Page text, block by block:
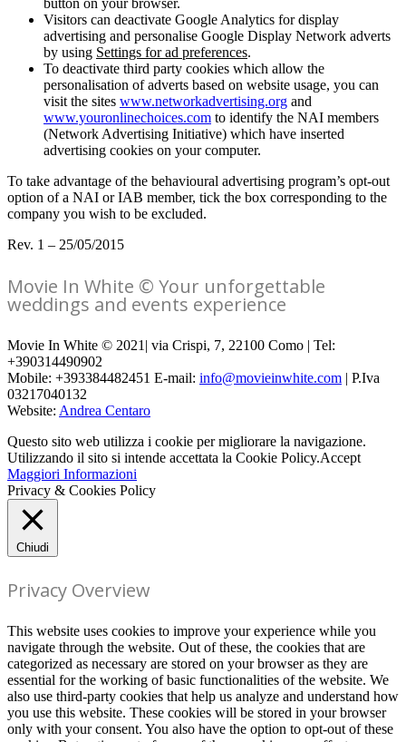
button on your browser.
Visitors can deactivate Google Analytics for display
advertising and personalise Google Display Network adverts
by using Settings for ad preferences.
To deactivate third party cookies which allow the
personalisation of adverts based on website usage, you can
visit the sites www.networkadvertising.org and
www.youronlinechoices.com to identify the NAI members
(Network Advertising Initiative) which have inserted
advertising cookies on your computer.
To take advantage of the behavioural advertising program’s opt-out
option of a NAI or IAB member, tick the box corresponding to the
company you wish to be excluded.
Rev. 1 – 25/05/2015
Movie In White © Your unforgettable
weddings and events experience
Movie In White © 2021| via Crispi, 7, 22100 Como | Tel:
+390314490902
Mobile: +393384482451 E-mail: info@movieinwhite.com | P.Iva
03217040132
Website: Andrea Centaro
Questo sito web utilizza i cookie per migliorare la navigazione.
Utilizzando il sito si intende accettata la Cookie Policy.Accept
Maggiori Informazioni
Privacy & Cookies Policy
Chiudi
Privacy Overview
This website uses cookies to improve your experience while you
navigate through the website. Out of these, the cookies that are
categorized as necessary are stored on your browser as they are
essential for the working of basic functionalities of the website. We
also use third-party cookies that help us analyze and understand how
you use this website. These cookies will be stored in your browser
only with your consent. You also have the option to opt-out of these